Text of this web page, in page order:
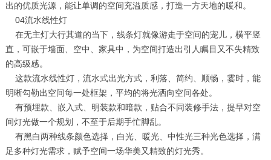
出的优质光源，能让单调的空间充溢质感，打造一方天地的暖和。
04流水线性灯
在无主灯大行其道的当下，线条灯就像游走于空间的宠儿，横平竖
直，可嵌于墙面、空中、家具中，为空间打造出引人瞩目又不失精致
的高级感。
这款流水线性灯，流水式出光方式，利落、简约、顺畅，霎时，能
明晰勾勒出空间每一处框架，平均的将光洒向空间各处。
有预埋款、嵌入式、明装款和暗款，贴合不同装修手法，提早对空
间灯光做一个规划，不至于后期手忙脚乱。
有黑白两种线条颜色选择，白光、暖光、中性光三种光色选择，满
足多种灯光需求，赋予空间一场华美又精致的灯光秀。